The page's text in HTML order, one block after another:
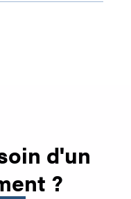
d'un
?